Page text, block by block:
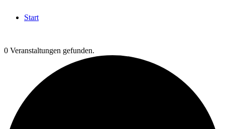
Start
0 Veranstaltungen gefunden.